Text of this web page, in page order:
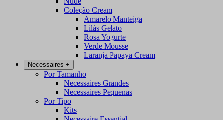
Coleção Cream
Amarelo Manteiga
Lilás Gelato
Rosa Yogurte
Verde Mousse
Laranja Papaya Cream
Necessaires +
Por Tamanho
Necessaires Grandes
Necessaires Pequenas
Por Tipo
Kits